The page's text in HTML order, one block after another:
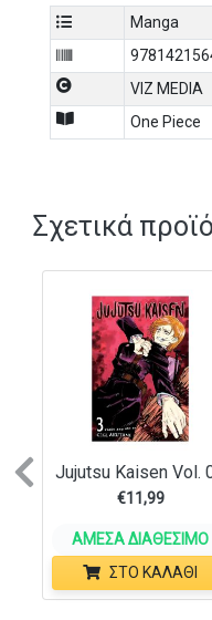
Manga
VIZ MEDIA
One Piece
Σχετικά
Jujutsu Kaisen Vol.
€11,99
ΆΜΕΣΑ ΔΙΑΘΈΣΙΜΟ
ΣΤΟ ΚΑΛΆΘΙ
Previous